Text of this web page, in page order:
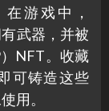
游戏中，
武器，并被
NFT。收藏
可铸造这些
用。